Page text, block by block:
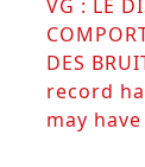
VG : LE
DES
record
may